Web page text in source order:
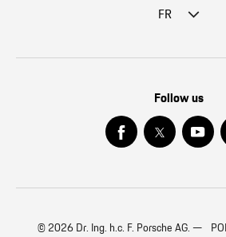
FR
Follow us
© 2026 Dr. Ing. h.c. F. Porsche AG. —